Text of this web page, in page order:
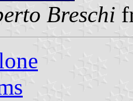
Breschi